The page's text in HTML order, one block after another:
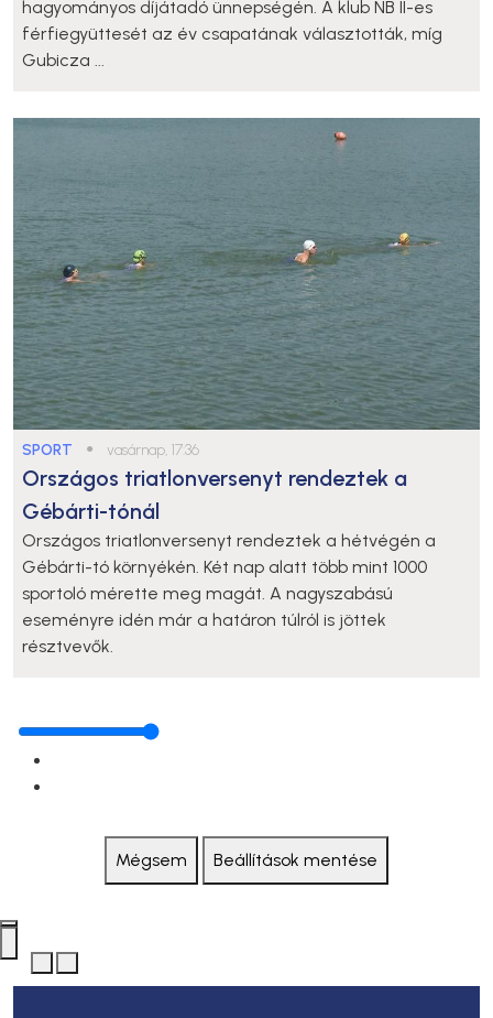
hagyományos díjátadó ünnepségén. A klub NB II-es
férfiegyüttesét az év csapatának választották, míg
Gubicza ...
SPORT ● vasárnap, 17:36
Országos triatlonversenyt rendeztek a
Gébárti-tónál
Országos triatlonversenyt rendeztek a hétvégén a
Gébárti-tó környékén. Két nap alatt több mint 1000
sportoló mérette meg magát. A nagyszabású
eseményre idén már a határon túlról is jöttek
résztvevők.
Mégsem Beállítások mentése